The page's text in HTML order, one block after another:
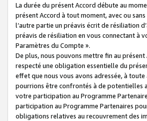
La durée du présent Accord débute au
présent Accord à tout moment, avec ou
l’autre partie un préavis écrit de résiliation
préavis de résiliation en vous connectant à
Paramètres du Compte ».
De plus, nous pouvons mettre fin au
respecté une obligation essentielle du
effet que nous vous avons adressée, à
pourrions être confrontés à de potentielles
votre participation au Programme
participation au Programme Partenaires
obligations relatives au recouvrement des